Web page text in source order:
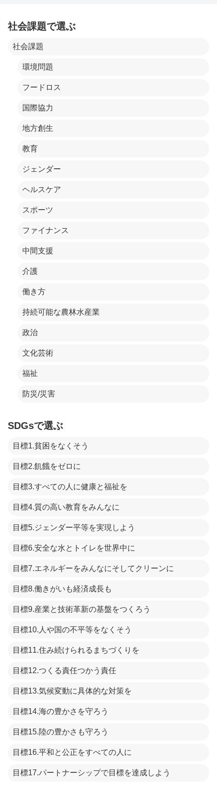
社会課題で選ぶ
社会課題
環境問題
フードロス
国際協力
地方創生
教育
ジェンダー
ヘルスケア
スポーツ
ファイナンス
中間支援
介護
働き方
持続可能な農林水産業
政治
文化芸術
福祉
防災/災害
SDGsで選ぶ
目標1.貧困をなくそう
目標2.飢餓をゼロに
目標3.すべての人に健康と福祉を
目標4.質の高い教育をみんなに
目標5.ジェンダー平等を実現しよう
目標6.安全な水とトイレを世界中に
目標7.エネルギーをみんなにそしてクリーンに
目標8.働きがいも経済成長も
目標9.産業と技術革新の基盤をつくろう
目標10.人や国の不平等をなくそう
目標11.住み続けられるまちづくりを
目標12.つくる責任つかう責任
目標13.気候変動に具体的な対策を
目標14.海の豊かさを守ろう
目標15.陸の豊かさも守ろう
目標16.平和と公正をすべての人に
目標17.パートナーシップで目標を達成しよう